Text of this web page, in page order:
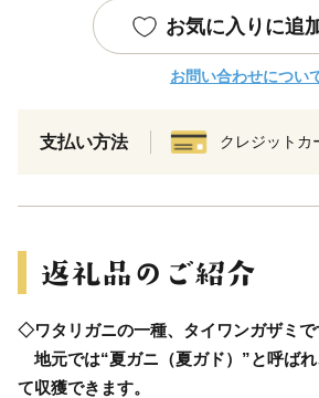
お気に入りに追
お問い合わせについ
支払い方法 クレジットカ
◇ワタリガニの一種、タイワンガザミで
地元では“夏ガニ（夏ガド）”と呼ば
て収獲できます。